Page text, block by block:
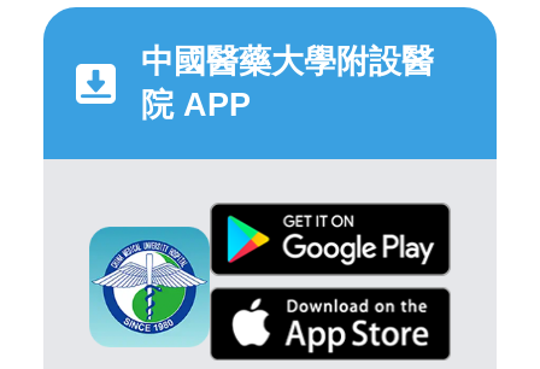
中國醫藥大學附設醫
院 APP